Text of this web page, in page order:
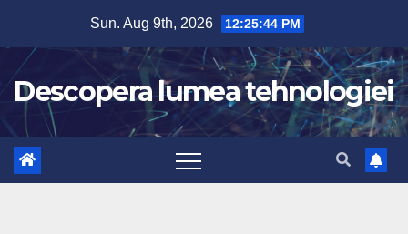
content
Sun. Aug 9th, 2026 12:25:45 PM
Descopera lumea tehnologiei